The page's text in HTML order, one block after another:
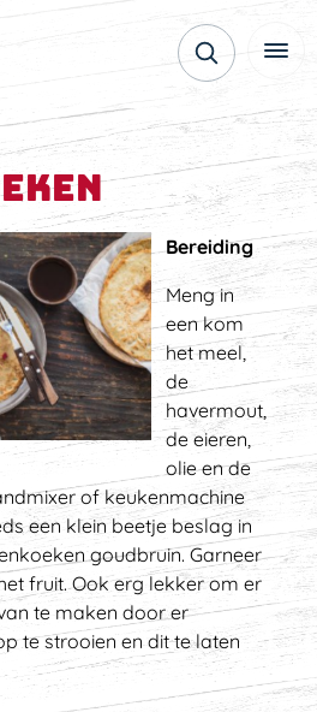
Bereiding
Meng in
een kom
het meel,
de
havermout,
de eieren,
olie en de
of keukenmachine
een klein beetje beslag in
goudbruin. Garneer
fruit. Ook erg lekker om er
te maken door er
te strooien en dit te laten